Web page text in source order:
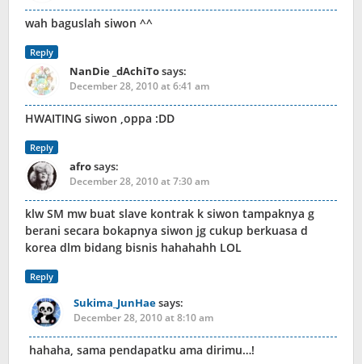
wah baguslah siwon ^^
Reply
NanDie _dAchiTosays:
December 28, 2010 at 6:41 am
HWAITING siwon ,oppa :DD
Reply
afrosays:
December 28, 2010 at 7:30 am
klw SM mw buat slave kontrak k siwon tampaknya g
berani secara bokapnya siwon jg cukup berkuasa d
korea dlm bidang bisnis hahahahh LOL
Reply
Sukima_JunHaesays:
December 28, 2010 at 8:10 am
hahaha, sama pendapatku ama dirimu…!